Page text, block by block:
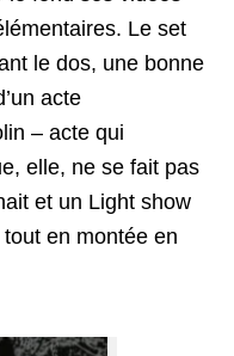
Le set
le dos, une bonne
acte
– acte qui
elle, ne se fait pas
et un Light show
en montée en